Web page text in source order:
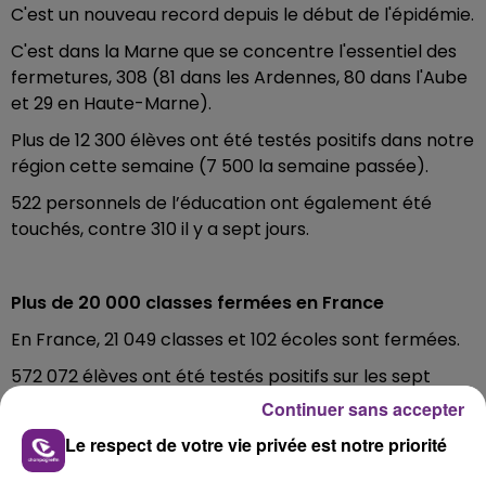
C'est un nouveau record depuis le début de l'épidémie.
C'est dans la Marne que se concentre l'essentiel des
fermetures, 308 (81 dans les Ardennes, 80 dans l'Aube
et 29 en Haute-Marne).
Plus de 12 300 élèves ont été testés positifs dans notre
région cette semaine (7 500 la semaine passée).
522 personnels de l’éducation ont également été
touchés, contre 310 il y a sept jours.
Plus de 20 000 classes fermées en France
En France, 21 049 classes et 102 écoles sont fermées.
572 072 élèves ont été testés positifs sur les sept
derniers jours, ce qui représente près de 5 % de
l’effectif total.
Le respect de votre vie privée est notre priorité
Continuer sans accepter